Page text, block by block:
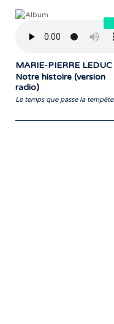
MARIE-PIERRE LEDUC
Notre histoire (version
radio)
Le temps que passe la tempête